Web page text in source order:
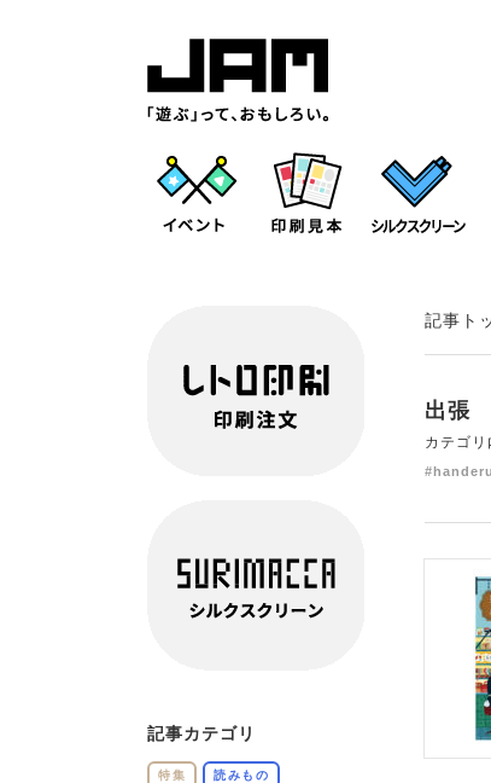
記事ト
出張
カテゴ
記事カテゴリ
特集 読みもの